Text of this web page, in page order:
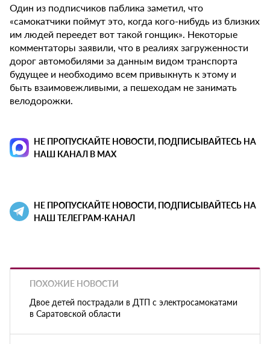
Один из подписчиков паблика заметил, что
«самокатчики поймут это, когда кого-нибудь из близких
им людей переедет вот такой гонщик». Некоторые
комментаторы заявили, что в реалиях загруженности
дорог автомобилями за данным видом транспорта
будущее и необходимо всем привыкнуть к этому и
быть взаимовежливыми, а пешеходам не занимать
велодорожки.
НЕ ПРОПУСКАЙТЕ НОВОСТИ, ПОДПИСЫВАЙТЕСЬ НА
НАШ КАНАЛ В MAX
НЕ ПРОПУСКАЙТЕ НОВОСТИ, ПОДПИСЫВАЙТЕСЬ НА
НАШ ТЕЛЕГРАМ-КАНАЛ
ПОХОЖИЕ НОВОСТИ
Двое детей пострадали в ДТП с электросамокатами
в Саратовской области